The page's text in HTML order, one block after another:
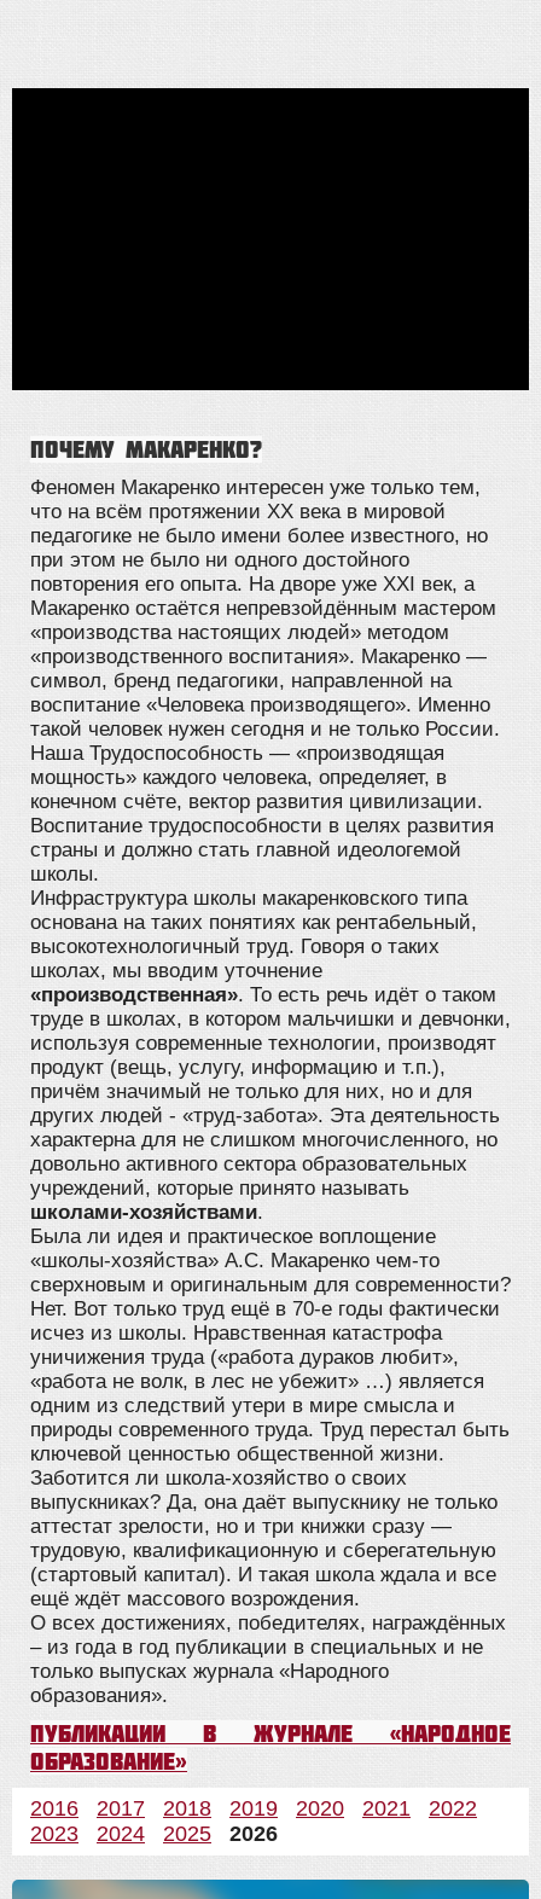
Почему Макаренко?
Феномен Макаренко интересен уже только тем,
что на всём протяжении XX века в мировой
педагогике не было имени более известного, но
при этом не было ни одного достойного
повторения его опыта. На дворе уже XXI век, а
Макаренко остаётся непревзойдённым мастером
«производства настоящих людей» методом
«производственного воспитания». Макаренко —
символ, бренд педагогики, направленной на
воспитание «Человека производящего». Именно
такой человек нужен сегодня и не только России.
Наша Трудоспособность — «производящая
мощность» каждого человека, определяет, в
конечном счёте, вектор развития цивилизации.
Воспитание трудоспособности в целях развития
страны и должно стать главной идеологемой
школы.
Инфраструктура школы макаренковского типа
основана на таких понятиях как рентабельный,
высокотехнологичный труд. Говоря о таких
школах, мы вводим уточнение
«производственная». То есть речь идёт о таком
труде в школах, в котором мальчишки и девчонки,
используя современные технологии, производят
продукт (вещь, услугу, информацию и т.п.),
причём значимый не только для них, но и для
других людей - «труд-забота». Эта деятельность
характерна для не слишком многочисленного, но
довольно активного сектора образовательных
учреждений, которые принято называть
школами-хозяйствами.
Была ли идея и практическое воплощение
«школы-хозяйства» А.С. Макаренко чем-то
сверхновым и оригинальным для современности?
Нет. Вот только труд ещё в 70-е годы фактически
исчез из школы. Нравственная катастрофа
уничижения труда («работа дураков любит»,
«работа не волк, в лес не убежит» …) является
одним из следствий утери в мире смысла и
природы современного труда. Труд перестал быть
ключевой ценностью общественной жизни.
Заботится ли школа-хозяйство о своих
выпускниках? Да, она даёт выпускнику не только
аттестат зрелости, но и три книжки сразу —
трудовую, квалификационную и сберегательную
(стартовый капитал). И такая школа ждала и все
ещё ждёт массового возрождения.
О всех достижениях, победителях, награждённых
– из года в год публикации в специальных и не
только выпусках журнала «Народного
образования».
Публикации в журнале «Народное
образование»
2016 2017 2018 2019 2020 2021
2022
2023
2024 2025 2026